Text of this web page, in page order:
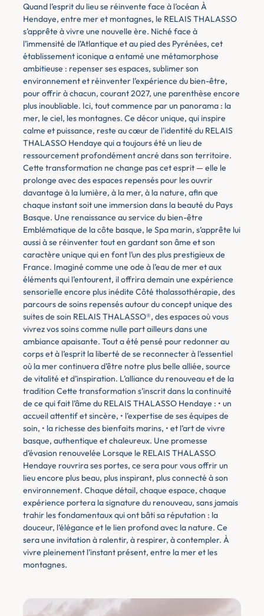
Quand l’esprit du lieu se réinvente face à l’océan À
Hendaye, entre mer et montagnes, le RELAIS THALASSO
s’apprête à vivre une nouvelle ère. Niché face à
l’immensité de l’Atlantique et au pied des Pyrénées, cet
établissement iconique a entamé une métamorphose
ambitieuse : repenser ses espaces, sublimer son
environnement et réinventer l’expérience du bien-être,
pour offrir à chacun, courant 2027, une parenthèse encore
plus inoubliable. Ici, tout commence par un panorama : la
mer, le ciel, les montagnes. Ce décor unique, qui inspire
calme et puissance, reste au cœur de l’identité du RELAIS
THALASSO Hendaye qui a toujours été un lieu de
ressourcement profondément ancré dans son territoire.
Cette transformation ne change pas cet esprit — elle le
prolonge avec des espaces repensés pour les ouvrir
davantage à la lumière, à la mer, à la nature, afin que
chaque instant soit une immersion dans la beauté du Pays
Basque. Une renaissance au service du bien-être
Emblématique de la côte basque, le Spa marin, s’apprête lui
aussi à se réinventer tout en gardant son âme et son
caractère unique qui en font l’un des plus prestigieux de
France. Imaginé comme une ode à l’eau de mer et aux
éléments qui l’entourent, il offrira demain une expérience
sensorielle encore plus inédite Côté thalassothérapie, des
parcours de soins repensés autour du concept unique des
suites de soin RELAIS THALASSO®, des espaces où vous
vivrez vos soins comme nulle part ailleurs dans une
ambiance apaisante. Tout a été pensé pour redonner au
corps et à l’esprit la liberté de se reconnecter à l’essentiel
où la mer continuera d’être notre plus belle alliée, source
de vitalité et d’inspiration. L’alliance du renouveau et de la
tradition Cette transformation s’inscrit dans la continuité
de ce qui fait l’âme du RELAIS THALASSO Hendaye : • un
accueil attentif et sincère, • l’expertise de ses équipes de
soin, • la richesse des bienfaits marins, • et l’art de vivre
basque, authentique et chaleureux. Une promesse
d’évasion renouvelée Lorsque le RELAIS THALASSO
Hendaye rouvrira ses portes, ce sera pour vous offrir un
lieu encore plus beau, plus inspirant, plus connecté à son
environnement. Chaque détail, chaque espace, chaque
expérience portera la signature du renouveau, sans jamais
trahir les fondamentaux qui ont bâti sa réputation : la
douceur, l’élégance et le lien profond avec la nature. Ce
sera une invitation à ralentir, à respirer, à contempler. À
vivre pleinement l’instant présent, entre la mer et les
montagnes.